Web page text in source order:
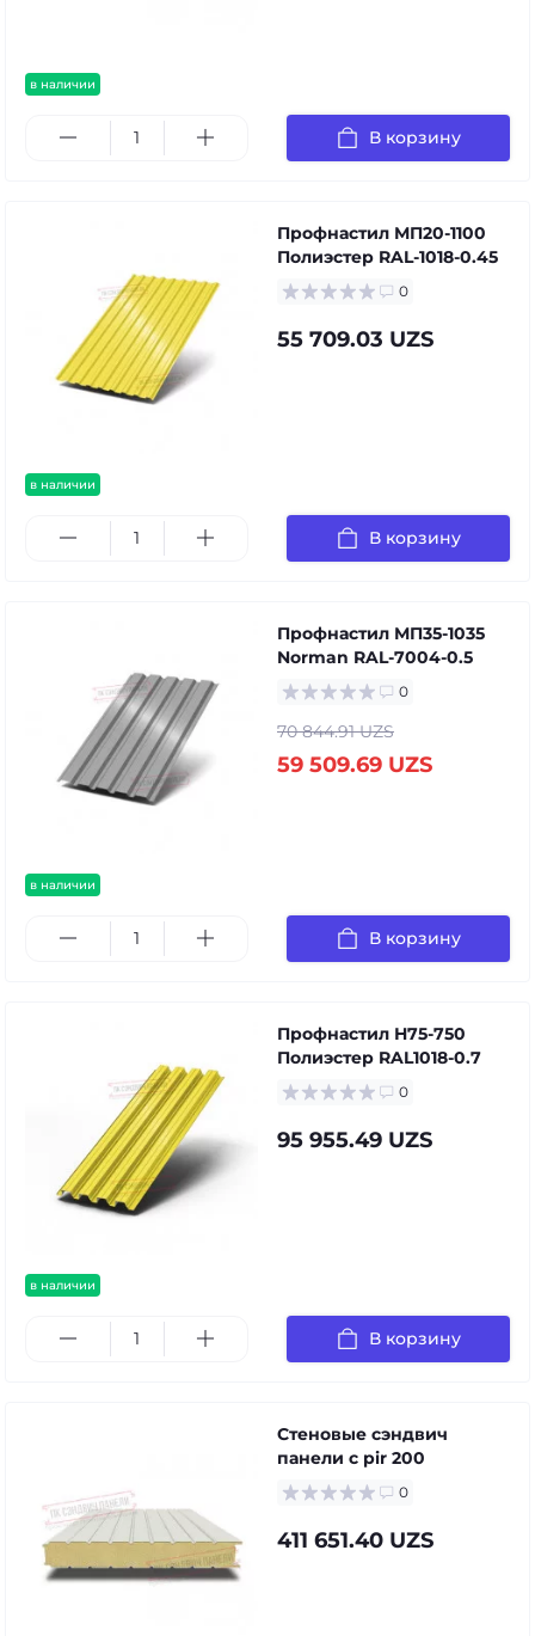
в наличии
В корзину
в наличии
Профнастил МП20-1100
Полиэстер RAL-1018-0.45
0
55 709.03 UZS
В корзину
в наличии
Профнастил МП35-1035
Norman RAL-7004-0.5
0
70 844.91 UZS
59 509.69 UZS
В корзину
в наличии
Профнастил Н75-750
Полиэстер RAL1018-0.7
0
95 955.49 UZS
В корзину
Стеновые сэндвич
панели с pir 200
0
411 651.40 UZS